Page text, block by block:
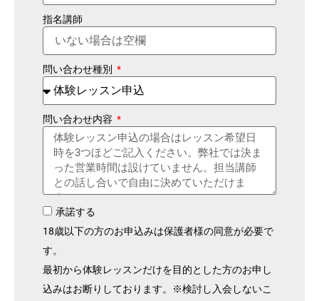
指名講師
問い合わせ種別
問い合わせ内容
承諾する
18歳以下の方のお申込みは保護者様の同意が必要で
す。
最初から体験レッスンだけを目的とした方のお申し
込みはお断りしております。※検討し入会しないこ